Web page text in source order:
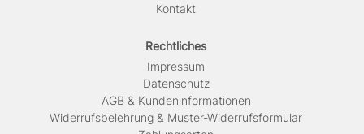
Kontakt
Rechtliches
Impressum
Daten­schutz
AGB & Kundeninformationen
Widerrufsbelehrung & Muster-Widerrufsformular